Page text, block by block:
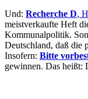
Und: Recherche D,
meistverkaufte Heft
Kommunalpolitik.
Deutschland, daß die
Insofern: Bitte
gewinnen. Das heißt: